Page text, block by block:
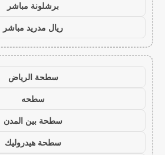
برشلونة مباشر
ريال مدريد مباشر
سطحة الرياض
سطحه
سطحة بين المدن
سطحة هيدروليك